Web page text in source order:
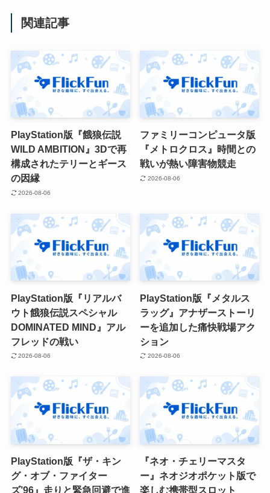
関連記事
PlayStation版『餓狼伝説
WILD AMBITION』3Dで再
構成されたテリーとギース
の因縁
2026-08-06
ファミリーコンピュータ版
『メトロクロス』時間との
戦いが熱い障害物競走
2026-08-06
PlayStation版『リアルバ
ウト餓狼伝説スペシャル
DOMINATED MIND』アル
フレッドの戦い
2026-08-06
PlayStation版『メタルス
ラッグ』アナザーストーリ
ーを追加した痛快戦場アク
ション
2026-08-06
PlayStation版『ザ・キン
グ・オブ・ファイター
ズ’96』走りと緊急回避で進
『ネオ・チェリーマスタ
ー』ネオジオポケット版で
楽しむ携帯型スロット